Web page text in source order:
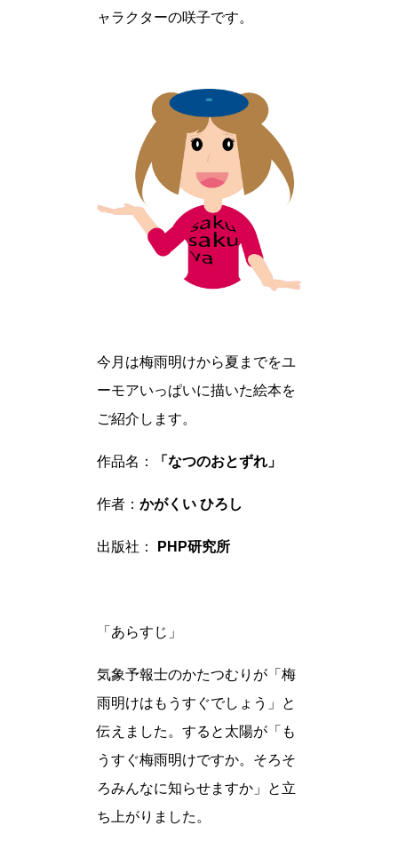
ャラクターの咲子です。
今月は梅雨明けから夏までをユ
ーモアいっぱいに描いた絵本を
ご紹介します。
作品名： 「なつのおとずれ」
作者：かがくい ひろし
出版社： PHP研究所
「あらすじ」
気象予報士のかたつむりが「梅
雨明けはもうすぐでしょう」と
伝えました。すると太陽が「も
うすぐ梅雨明けですか。そろそ
ろみんなに知らせますか」と立
ち上がりました。